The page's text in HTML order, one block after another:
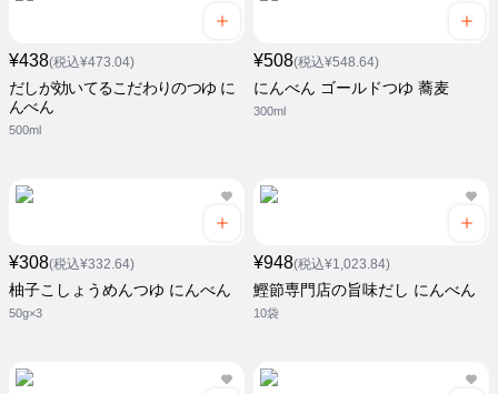
¥438(税込¥473.04)
だしが効いてるこだわりのつゆ に
んべん
500ml
¥508(税込¥548.64)
にんべん ゴールドつゆ 蕎麦
300ml
¥308(税込¥332.64)
柚子こしょうめんつゆ にんべん
50g×3
¥948(税込¥1,023.84)
鰹節専門店の旨味だし にんべん
10袋